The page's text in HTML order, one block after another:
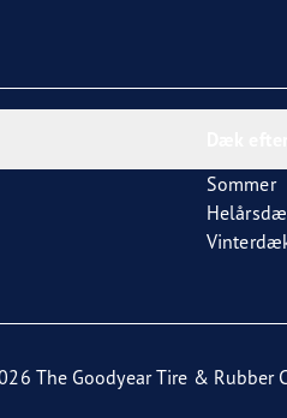
Sommer
The Goodyear Tire & Rubber